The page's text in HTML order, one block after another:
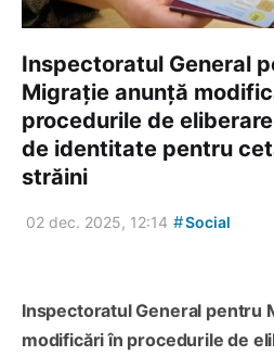
Inspectoratul General
Migrație anunță
procedurile de
de identitate pentru
străini
02 dec. 2025, 12:14 #Social
Inspectoratul General pentru
modificări în procedurile de